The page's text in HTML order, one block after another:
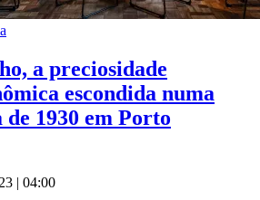
a preciosidade
escondida numa
de 1930 em Porto
| 04:00